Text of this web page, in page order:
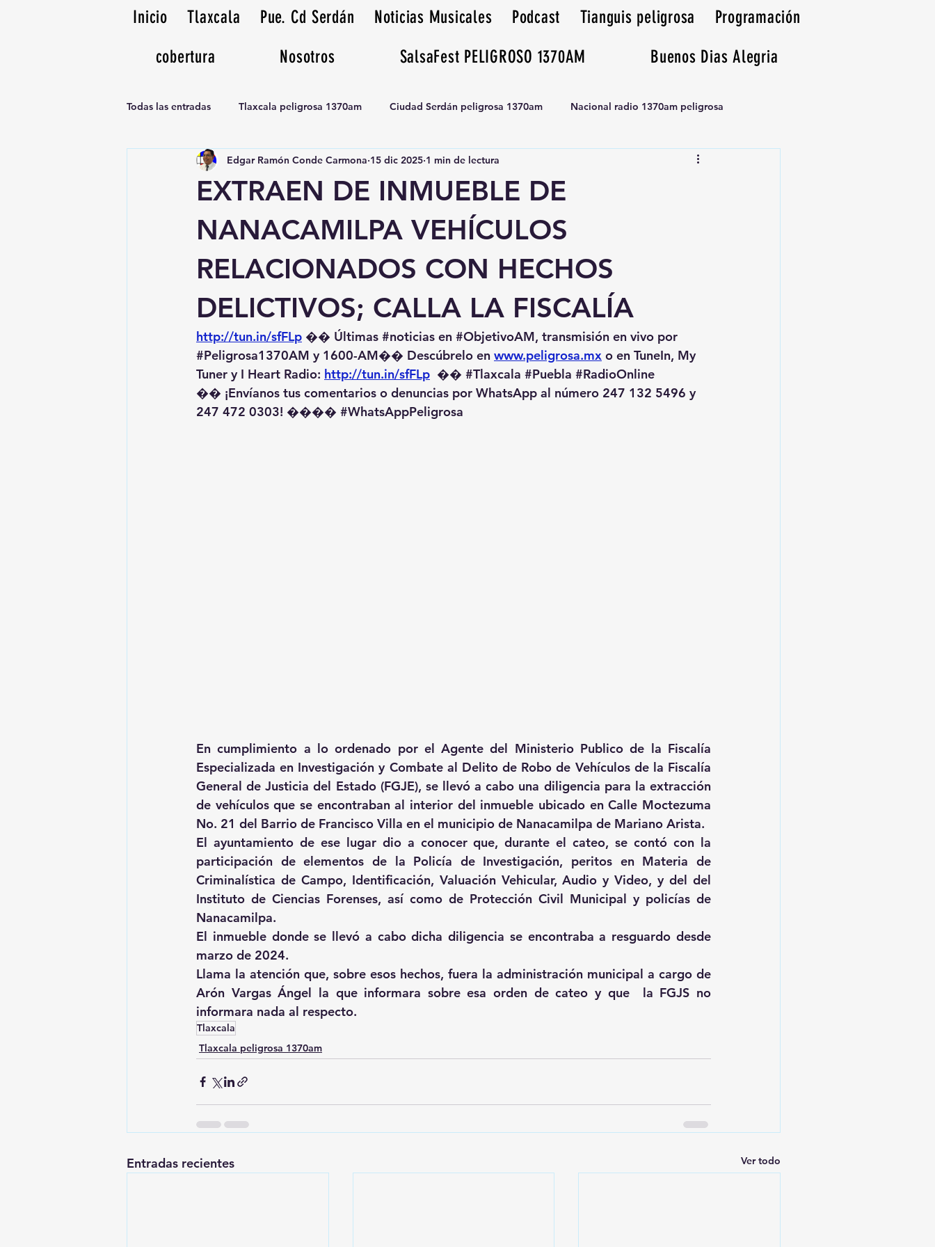
Inicio Tlaxcala Pue. Cd Serdán Noticias Musicales Podcast Tianguis peligrosa
Programación
cobertura
Nosotros SalsaFest PELIGROSO 1370AM Buenos Dias Alegria
Todas las entradas Tlaxcala peligrosa 1370am Ciudad Serdán peligrosa 1370am Nacional radio 1370am peligrosa
Noticias Musicales radio 1370am Tianguis peligrosa 1370am huamantla
EXTRAEN DE INMUEBLE DE
NANACAMILPA VEHÍCULOS
RELACIONADOS CON HECHOS
DELICTIVOS; CALLA LA FISCALÍA
Edgar Ramón Conde Carmona 15 dic 2025 1 min de lectura
http://tun.in/sfFLp �� Últimas #noticias en #ObjetivoAM, transmisión en vivo por
#Peligrosa1370AM y 1600-AM��️ Descúbrelo en www.peligrosa.mx o en TuneIn, My
Tuner y I Heart Radio: http://tun.in/sfFLp �� #Tlaxcala #Puebla #RadioOnline
�� ¡Envíanos tus comentarios o denuncias por WhatsApp al número 247 132 5496 y
247 472 0303! ��️�� #WhatsAppPeligrosa
En cumplimiento a lo ordenado por el Agente del Ministerio Publico de la Fiscalía
Especializada en Investigación y Combate al Delito de Robo de Vehículos de la Fiscalía
General de Justicia del Estado (FGJE), se llevó a cabo una diligencia para la extracción
de vehículos que se encontraban al interior del inmueble ubicado en Calle Moctezuma
No. 21 del Barrio de Francisco Villa en el municipio de Nanacamilpa de Mariano Arista.
El ayuntamiento de ese lugar dio a conocer que, durante el cateo, se contó con la
participación de elementos de la Policía de Investigación, peritos en Materia de
Criminalística de Campo, Identificación, Valuación Vehicular, Audio y Video, y del del
Instituto de Ciencias Forenses, así como de Protección Civil Municipal y policías de
Nanacamilpa.
El inmueble donde se llevó a cabo dicha diligencia se encontraba a resguardo desde
marzo de 2024.
Llama la atención que, sobre esos hechos, fuera la administración municipal a cargo de
Arón Vargas Ángel la que informara sobre esa orden de cateo y que  la FGJS no
informara nada al respecto.
Tlaxcala
Tlaxcala peligrosa 1370am
Entradas recientes Ver todo